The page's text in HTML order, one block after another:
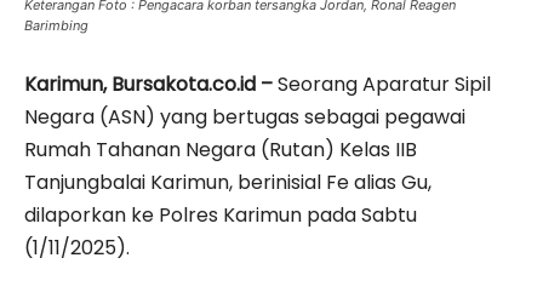
Keterangan Foto : Pengacara korban tersangka Jordan, Ronal Reagen
Barimbing
Karimun, Bursakota.co.id –Seorang Aparatur Sipil
Negara (ASN) yang bertugas sebagai pegawai
Rumah Tahanan Negara (Rutan) Kelas IIB
Tanjungbalai Karimun, berinisial Fe alias Gu,
dilaporkan ke Polres Karimun pada Sabtu
(1/11/2025).